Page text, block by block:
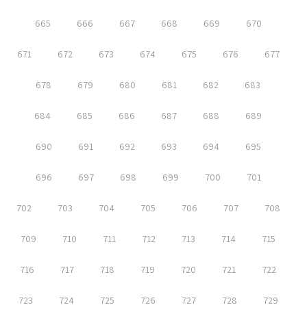
665 666 667 668 669 670
671 672 673 674 675 676 677
678 679 680 681 682 683
684 685 686 687 688 689
690 691 692 693 694 695
696 697 698 699 700 701
702 703 704 705 706 707 708
709 710 711 712 713 714 715
716 717 718 719 720 721 722
723 724 725 726 727 728 729